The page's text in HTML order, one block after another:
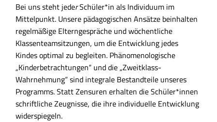
Bei uns steht jederSchüler*in als Individuum im
Mittelpunkt. Unsere pädagogischen Ansätze beinhalten
regelmäßige Elterngespräche und wöchentliche
Klassenteamsitzungen, um die Entwicklung jedes
Kindes optimal zu begleiten. Phänomenologische
„Kinderbetrachtungen“ und die „Zweitklass-
Wahrnehmung“ sind integrale Bestandteile unseres
Programms. Statt Zensuren erhalten die Schüler*innen
schriftliche Zeugnisse, die ihre individuelle Entwicklung
widerspiegeln.